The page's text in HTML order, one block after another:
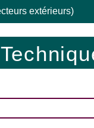
extérieurs)